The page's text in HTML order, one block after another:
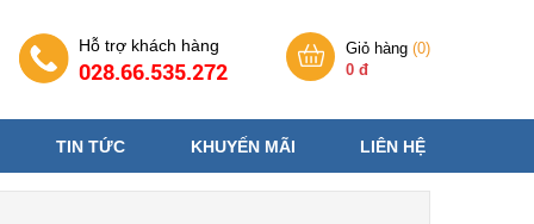
Hỗ trợ khách hàng
028.66.535.272
Giỏ hàng (0)
0 đ
TIN TỨC KHUYẾN MÃI LIÊN HỆ